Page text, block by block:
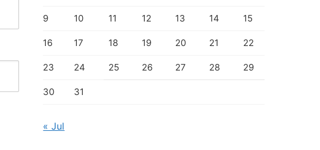
9 10 11 12 13 14 15
16 17 18 19 20 21 22
23 24 25 26 27 28 29
30 31
« Jul